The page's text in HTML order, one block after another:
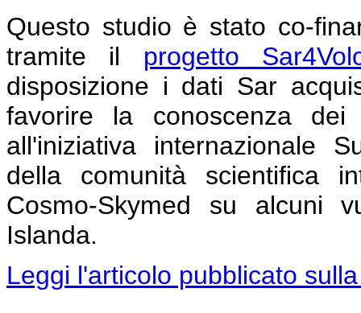
Questo studio è stato co-
tramite il progetto
disposizione i dati Sar
favorire la conoscenza dei
all'iniziativa internazionale
della comunità scientifica
Cosmo-Skymed su alcuni
Islanda.
Leggi l'articolo pubblicato